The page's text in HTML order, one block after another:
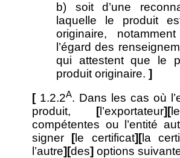
b) soit d’une
laquelle le produit
originaire,
l’égard des
qui attestent que le
produit originaire. ]
[ 1.2.2A. Dans les cas où
produit, [l’exportateur][
compétentes ou l’entité
signer [le certificat][la
l’autre][des] options